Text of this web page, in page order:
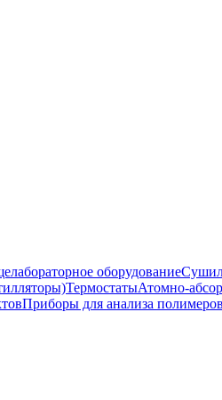
оборудование
ТермостатыАтомно-
Приборы для анализа полимеров